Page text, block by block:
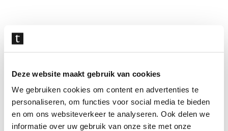
Deze website maakt gebruik van cookies
We gebruiken cookies om content en advertenties te
personaliseren, om functies voor social media te bieden
en om ons websiteverkeer te analyseren. Ook delen we
informatie over uw gebruik van onze site met onze
overslaan